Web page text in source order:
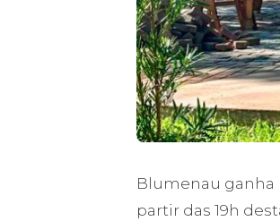
Blumenau ganha
partir das 19h